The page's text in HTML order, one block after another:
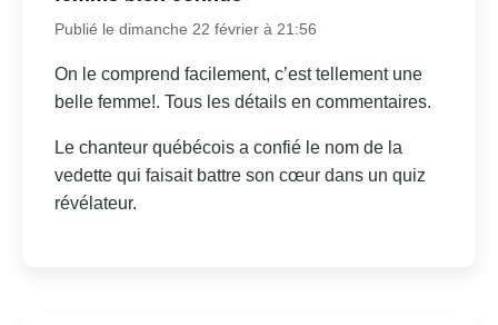
Publié le dimanche 22 février à 21:56
On le comprend facilement, c’est tellement une
belle femme!. Tous les détails en commentaires.
Le chanteur québécois a confié le nom de la
vedette qui faisait battre son cœur dans un quiz
révélateur.